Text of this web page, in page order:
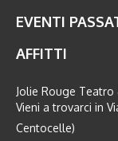
EVENTI
AFFITTI
Jolie Rouge Teatro
Vieni a trovarci in
Centocelle)